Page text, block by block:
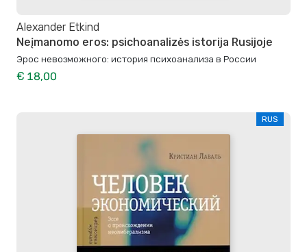
Alexander Etkind
Neįmanomo eros: psichoanalizės istorija Rusijoje
Эрос невозможного: история психоанализа в России
€ 18,00
RUS